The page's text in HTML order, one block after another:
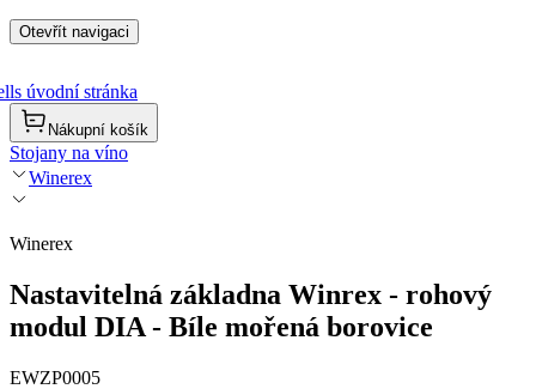
Otevřít navigaci
úvodní stránka
Nákupní košík
Stojany na víno
Winerex
Winerex
Nastavitelná základna Winrex - rohový
modul DIA - Bíle mořená borovice
EWZP0005